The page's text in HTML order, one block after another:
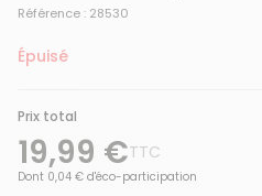
Référence : 28530
Épuisé
Prix total
19,99 €TTC
Dont 0,04 € d'éco-participation